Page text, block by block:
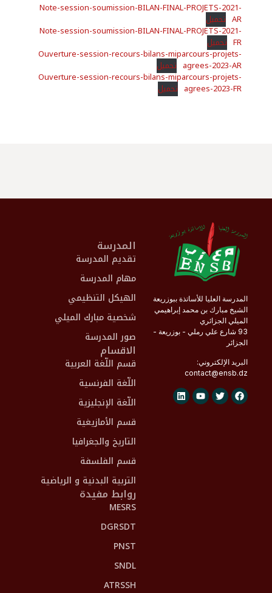
Note-session-soumission-BILAN-FINAL-PROJETS-2021-
AR تحميل
Note-session-soumission-BILAN-FINAL-PROJETS-2021-
FR تحميل
Ouverture-session-recours-bilans-miparcours-projets-
agrees-2023-AR تحميل
Ouverture-session-recours-bilans-miparcours-projets-
agrees-2023-FR تحميل
المدرسة العليا للأساتذة ببوزريعة
الشيخ مبارك بن محمد إبراهيمي
الميلي الجزائري
93 شارع علي رملي - بوزريعة -
الجزائر
البريد الإلكتروني:
contact@ensb.dz
المدرسة
تقديم المدرسة
مهام المدرسة
الهيكل التنظيمي
شخصية مبارك الميلي
صور المدرسة
الاقسام
قسم اللّغة العربية
اللّغة الفرنسية
اللّغة الإنجليزية
قسم الأمازيغية
التاريخ والجغرافيا
قسم الفلسفة
التربية البدنية و الرياضية
روابط مفيدة
MESRS
DGRSDT
PNST
SNDL
ATRSSH